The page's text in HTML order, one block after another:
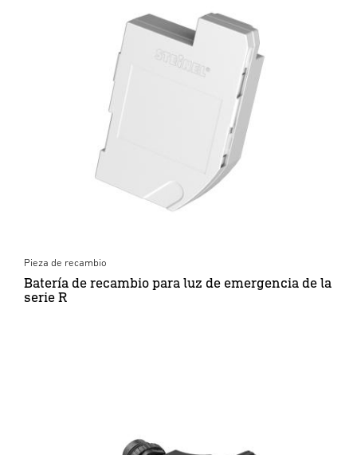
Pieza de recambio
Batería de recambio para luz de emergencia de la
serie R